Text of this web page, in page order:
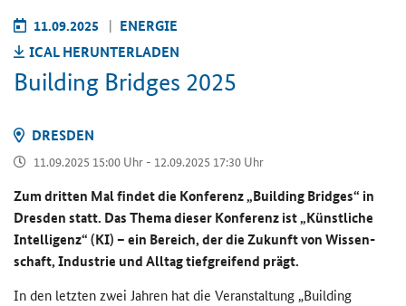
11.09.2025
EN­ER­GIE
ICAL HER­UN­TER­LA­DEN
Building Bridges 2025
DRES­DEN
11.09.2025 15:00 Uhr - 12.09.2025 17:30 Uhr
Zum drit­ten Mal fin­det die Kon­fe­renz „Building Bridges“ in
Dres­den statt. Das Thema die­ser Kon­fe­renz ist „Künst­li­che
In­tel­li­genz“ (KI) – ein Be­reich, der die Zu­kunft von Wis­sen­
schaft, In­dus­trie und All­tag tief­grei­fend prägt.
In den letz­ten zwei Jah­ren hat die Ver­an­stal­tung „Building